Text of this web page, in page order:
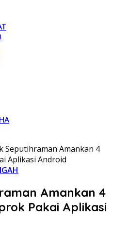
Seputihraman Amankan 4
Aplikasi Android
Amankan 4
Pakai Aplikasi